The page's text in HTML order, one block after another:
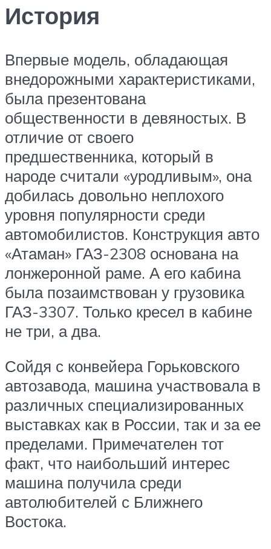
История
Впервые модель, обладающая
внедорожными характеристиками,
была презентована
общественности в девяностых. В
отличие от своего
предшественника, который в
народе считали «уродливым», она
добилась довольно неплохого
уровня популярности среди
автомобилистов. Конструкция авто
«Атаман» ГАЗ-2308 основана на
лонжеронной раме. А его кабина
была позаимствован у грузовика
ГАЗ-3307. Только кресел в кабине
не три, а два.
Сойдя с конвейера Горьковского
автозавода, машина участвовала в
различных специализированных
выставках как в России, так и за ее
пределами. Примечателен тот
факт, что наибольший интерес
машина получила среди
автолюбителей с Ближнего
Востока.